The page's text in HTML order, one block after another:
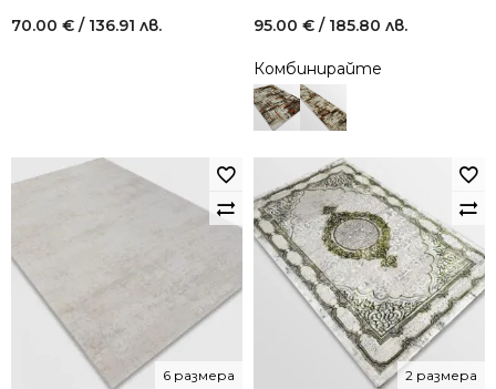
70.00 € / 136.91 лв. 95.00 € / 185.80 лв.
Комбинирайте
6 размера 2 размера